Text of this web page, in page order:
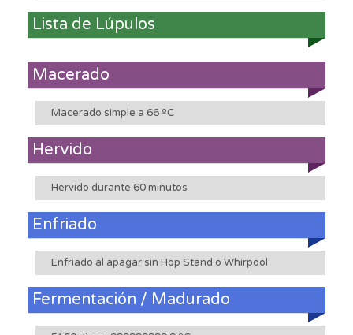
Lista de Lúpulos
Macerado
Macerado simple a 66 ºC
Hervido
Hervido durante 60 minutos
Enfriado
Enfriado al apagar sin Hop Stand o Whirpool
Fermentación / Madurado